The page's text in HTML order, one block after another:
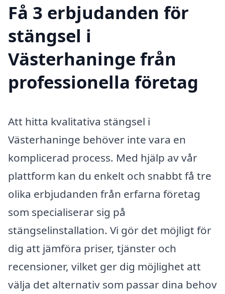
Få 3 erbjudanden för
stängsel i
Västerhaninge från
professionella företag
Att hitta kvalitativa stängsel i
Västerhaninge behöver inte vara en
komplicerad process. Med hjälp av vår
plattform kan du enkelt och snabbt få tre
olika erbjudanden från erfarna företag
som specialiserar sig på
stängselinstallation. Vi gör det möjligt för
dig att jämföra priser, tjänster och
recensioner, vilket ger dig möjlighet att
välja det alternativ som passar dina behov